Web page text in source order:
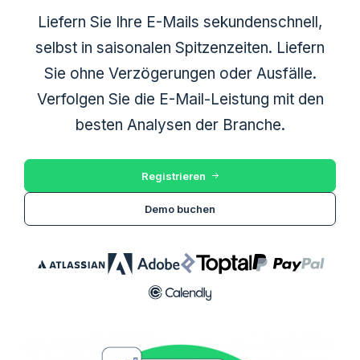
Liefern Sie Ihre E-Mails sekundenschnell,
selbst in saisonalen Spitzenzeiten. Liefern
Sie ohne Verzögerungen oder Ausfälle.
Verfolgen Sie die E-Mail-Leistung mit den
besten Analysen der Branche.
Registrieren
Demo buchen